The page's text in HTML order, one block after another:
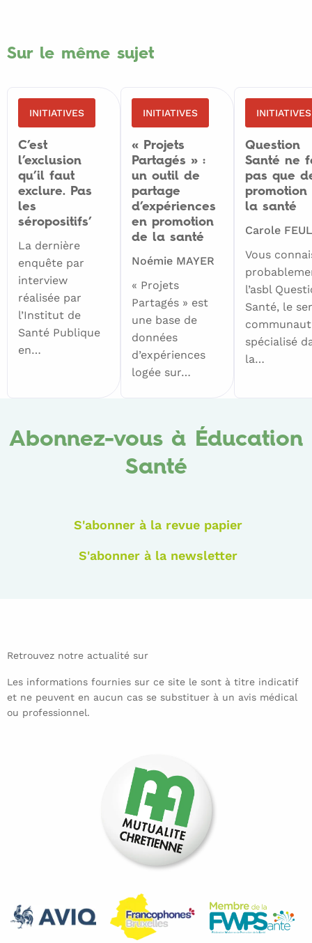
Sur le même sujet
INITIATIVES
C’est
l’exclusion
qu’il faut
exclure. Pas
les
séropositifs’
La dernière
enquête par
interview
réalisée par
l’Institut de
Santé Publique
en…
INITIATIVES
« Projets
Partagés » :
un outil de
partage
d’expériences
en promotion
de la santé
Noémie MAYER
« Projets
Partagés » est
une base de
données
d’expériences
logée sur…
INITIATIVES
Question
Santé ne
pas que
promotion
la santé
Carole
Vous
l’asbl
Santé, le
spécialisé
la…
Abonnez-vous à Éducation
Santé
S'abonner à la revue papier
S'abonner à la newsletter
Retrouvez notre actualité sur
Les informations fournies sur ce site le sont à titre indicatif
et ne peuvent en aucun cas se substituer à un avis médical
ou professionnel.